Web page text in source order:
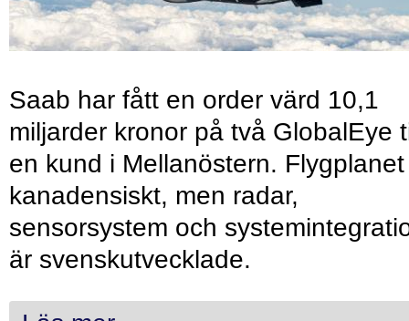
Saab har fått en order värd 10,1
miljarder kronor på två GlobalEye
en kund i Mellanöstern.
kanadensiskt, men radar,
sensorsystem och
är svenskutvecklade.